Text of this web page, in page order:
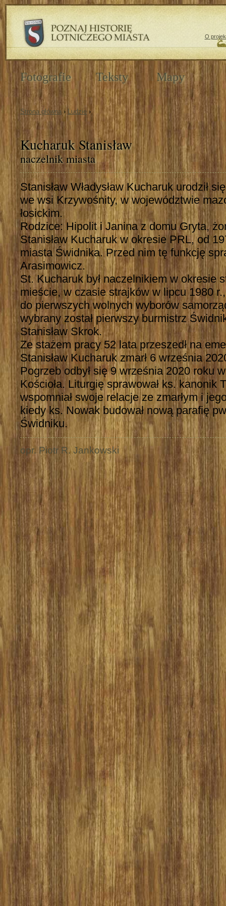
Strona główna › Ludzie ›
Kucharuk Stanisław
naczelnik miasta
Stanisław Władysław Kucharuk urodził
we wsi Krzywośnity, w województwie
łosickim.
Rodzice: Hipolit i Janina z domu Gryta,
Stanisław Kucharuk w okresie PRL, od
miasta Świdnika. Przed nim tę funkcję
Arasimowicz.
St. Kucharuk był naczelnikiem w okresie
mieście, w czasie strajków w lipcu 1980
do pierwszych wolnych wyborów
wybrany został pierwszy burmistrz
Stanisław Skrok.
Ze stażem pracy 52 lata przeszedł na
Stanisław Kucharuk zmarł 6 września
Pogrzeb odbył się 9 września 2020 roku
Kościoła. Liturgię sprawował ks. kanonik
wspomniał swoje relacje ze zmarłym i
kiedy ks. Nowak budował nową parafię
Świdniku.
opr. Piotr R. Jankowski
Fotografie Teksty Mapy
O